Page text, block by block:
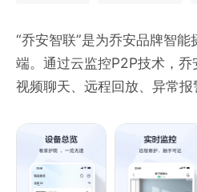
“乔安智联”是为乔安品牌智
端。通过云监控P2P技术，乔
视频聊天、远程回放、异常
看店看家：随时查看家里、商
视频、云端录像，让您轻松
实现远程关爱、智能陪伴，